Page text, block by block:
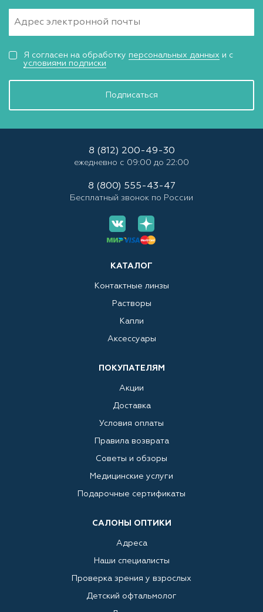
Подписаться
Я согласен на обработку персональных данных и с
условиями подписки
КАТАЛОГ
Контактные линзы
Растворы
Капли
Аксессуары
ПОКУПАТЕЛЯМ
Акции
Доставка
Условия оплаты
Правила возврата
Советы и обзоры
Медицинские услуги
Подарочные сертификаты
САЛОНЫ ОПТИКИ
Адреса
Наши специалисты
Проверка зрения у взрослых
Детский офтальмолог
8 (812) 200-49-30
ежедневно с 09:00 до 22:00
8 (800) 555-43-47
Бесплатный звонок по России